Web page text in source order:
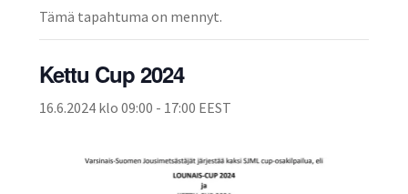
Liitto
Metsästys
Tämä tapahtuma on mennyt.
Kettu Cup 2024
16.6.2024 klo 09:00 - 17:00 EEST